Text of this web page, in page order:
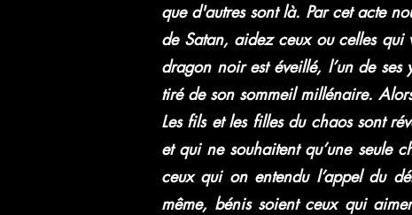
que d'autres sont là. Par cet acte
de Satan, aidez ceux ou celles
dragon noir est éveillé, l’un de ses
tiré de son sommeil millénaire.
Les fils et les filles du chaos sont
et qui ne souhaitent qu’une seule
ceux qui on entendu l’appel du
même, bénis soient ceux qui